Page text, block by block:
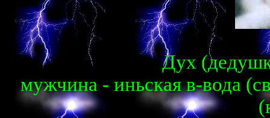
Дух
мужчина - иньская в-вода